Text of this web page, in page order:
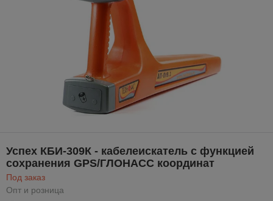
Успех КБИ-309К - кабелеискатель с функцией
сохранения GPS/ГЛОНАСС координат
Под заказ
Опт и розница